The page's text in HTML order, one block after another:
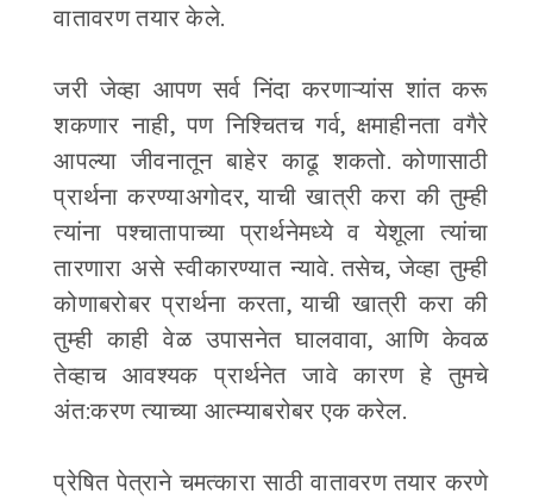
वातावरण तयार केले.
जरी जेव्हा आपण सर्व निंदा करणाऱ्यांस शांत करू
शकणार नाही, पण निश्चितच गर्व, क्षमाहीनता वगैरे
आपल्या जीवनातून बाहेर काढू शकतो. कोणासाठी
प्रार्थना करण्याअगोदर, याची खात्री करा की तुम्ही
त्यांना पश्चातापाच्या प्रार्थनेमध्ये व येशूला त्यांचा
तारणारा असे स्वीकारण्यात न्यावे. तसेच, जेव्हा तुम्ही
कोणाबरोबर प्रार्थना करता, याची खात्री करा की
तुम्ही काही वेळ उपासनेत घालवावा, आणि केवळ
तेव्हाच आवश्यक प्रार्थनेत जावे कारण हे तुमचे
अंत:करण त्याच्या आत्म्याबरोबर एक करेल.
प्रेषित पेत्राने चमत्कारा साठी वातावरण तयार करणे